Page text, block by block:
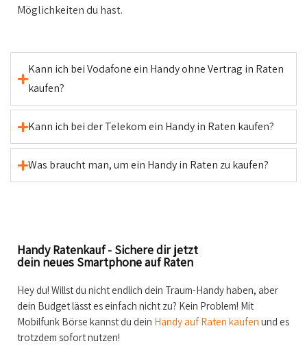
Möglichkeiten du hast.
Kann ich bei Vodafone ein Handy ohne Vertrag in Raten
kaufen?
Kann ich bei der Telekom ein Handy in Raten kaufen?
Was braucht man, um ein Handy in Raten zu kaufen?
Handy Ratenkauf - Sichere dir jetzt
dein neues Smartphone auf Raten
Hey du! Willst du nicht endlich dein Traum-Handy haben, aber
dein Budget lässt es einfach nicht zu? Kein Problem! Mit
Mobilfunk Börse kannst du dein Handy auf Raten kaufen und es
trotzdem sofort nutzen!